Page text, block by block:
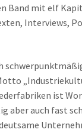
Band mit elf
Interviews,
ist
aber auch fast